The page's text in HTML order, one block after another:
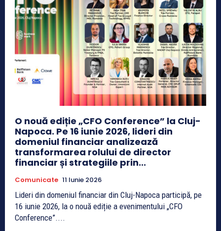
O nouă ediție „CFO Conference” la Cluj-
Napoca. Pe 16 iunie 2026, lideri din
domeniul financiar analizează
transformarea rolului de director
financiar și strategiile prin...
Comunicate 11 Iunie 2026
Lideri din domeniul financiar din Cluj-Napoca participă, pe
16 iunie 2026, la o nouă ediție a evenimentului „CFO
Conference”....